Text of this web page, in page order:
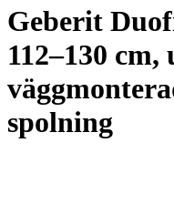
Geberit
112–130
spolning